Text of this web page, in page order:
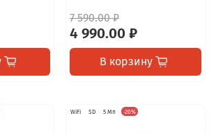
7 590.00 ₽
4 990.00 ₽
В корзину
WiFi SD 5 Мп -20%